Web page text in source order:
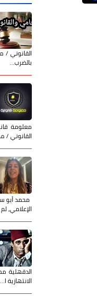
القانوني
بالضرب…
معلومة
القانوني
محمد أبو
الإعلامي،
الدقهلية
الانتهازية ا…